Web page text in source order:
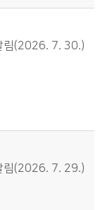
림(2026. 7. 30.)
림(2026. 7. 29.)